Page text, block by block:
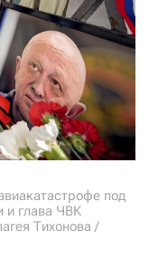
под
и глава ЧВК
Тихонова /